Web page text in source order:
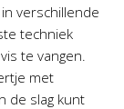
verschillende
techniek
te vangen.
met
de slag kunt